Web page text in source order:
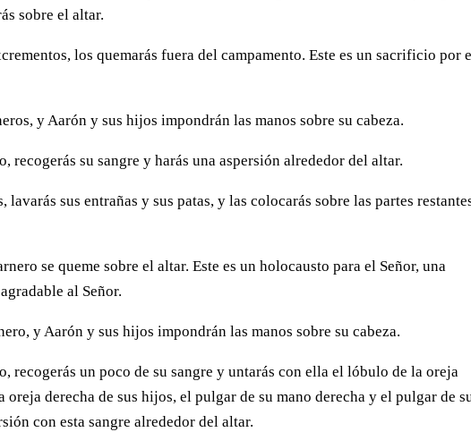
sobre el altar.
los quemarás fuera del campamento. Este es un sacrificio por
y Aarón y sus hijos impondrán las manos sobre su cabeza.
recogerás su sangre y harás una aspersión alrededor del altar.
sus entrañas y sus patas, y las colocarás sobre las partes
se queme sobre el altar. Este es un holocausto para el Señor, una
al Señor.
y Aarón y sus hijos impondrán las manos sobre su cabeza.
recogerás un poco de su sangre y untarás con ella el lóbulo de la oreja
derecha de sus hijos, el pulgar de su mano derecha y el pulgar de
con esta sangre alrededor del altar.